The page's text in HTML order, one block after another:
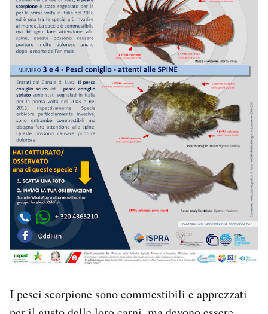
I pesci scorpione sono commestibili e apprezzati